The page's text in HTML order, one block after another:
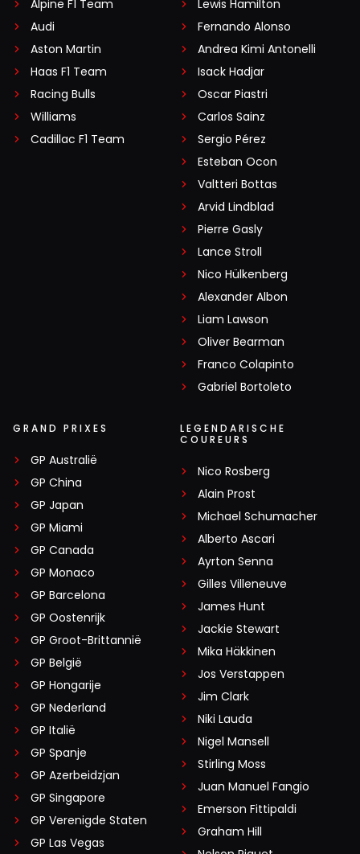
Alpine F1 Team
Audi
Aston Martin
Haas F1 Team
Racing Bulls
Williams
Cadillac F1 Team
Lewis Hamilton
Fernando Alonso
Andrea Kimi Antonelli
Isack Hadjar
Oscar Piastri
Carlos Sainz
Sergio Pérez
Esteban Ocon
Valtteri Bottas
Arvid Lindblad
Pierre Gasly
Lance Stroll
Nico Hülkenberg
Alexander Albon
Liam Lawson
Oliver Bearman
Franco Colapinto
Gabriel Bortoleto
GRAND PRIXES
GP Australië
GP China
GP Japan
GP Miami
GP Canada
GP Monaco
GP Barcelona
GP Oostenrijk
GP Groot-Brittannië
GP België
GP Hongarije
GP Nederland
GP Italië
GP Spanje
GP Azerbeidzjan
GP Singapore
GP Verenigde Staten
GP Las Vegas
LEGENDARISCHE
COUREURS
Nico Rosberg
Alain Prost
Michael Schumacher
Alberto Ascari
Ayrton Senna
Gilles Villeneuve
James Hunt
Jackie Stewart
Mika Häkkinen
Jos Verstappen
Jim Clark
Niki Lauda
Nigel Mansell
Stirling Moss
Juan Manuel Fangio
Emerson Fittipaldi
Graham Hill